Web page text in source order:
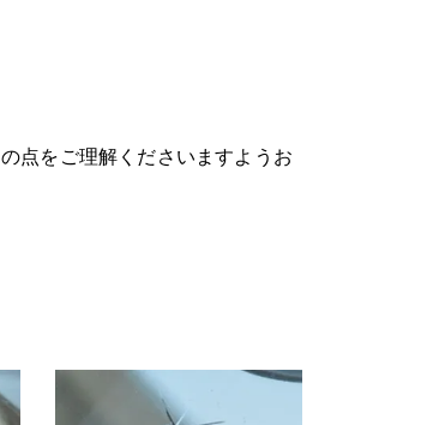
点をご理解くださいますようお